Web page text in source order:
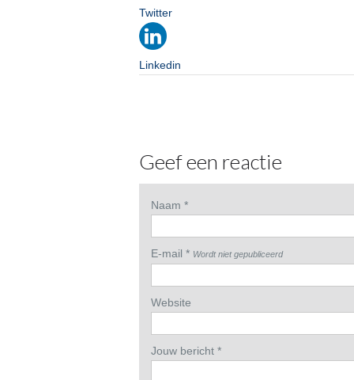
Twitter
Linkedin
Geef een reactie
Naam *
E-mail * Wordt niet gepubliceerd
Website
Jouw bericht *